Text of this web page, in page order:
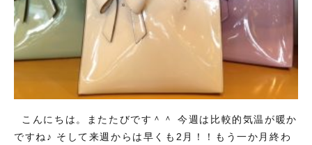
こんにちは。またたびです＾＾ 今週は比較的気温が暖か
ですね♪ そして来週からは早くも2月！！もう一か月終わ